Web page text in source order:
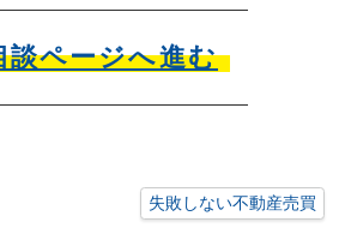
談ページへ進む
失敗しない不動産売買